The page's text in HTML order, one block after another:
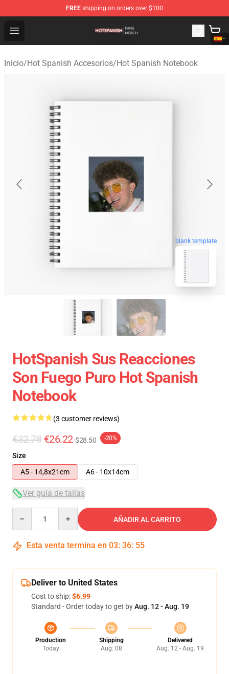
FREE shipping on orders over $100
Open menu
Hot Spanish Shop - Official Hot Spanish Merchandise
Inicio/Hot Spanish Accesorios/Hot Spanish Notebook
blank template
HotSpanish Sus Reacciones
Son Fuego Puro Hot Spanish
Notebook
(3 customer reviews)
€32.78 €26.22 $28.50 -20%
Size
A5 - 14,8x21cm
A6 - 10x14cm
Ver guía de tallas
AÑADIR AL CARRITO
Esta venta termina en 03: 36: 54
Deliver to United States
Cost to ship:$6.99
Standard - Order today to get byAug. 12 - Aug. 19
Production
Today
Shipping
Aug. 08
Delivered
Aug. 12 - Aug. 19